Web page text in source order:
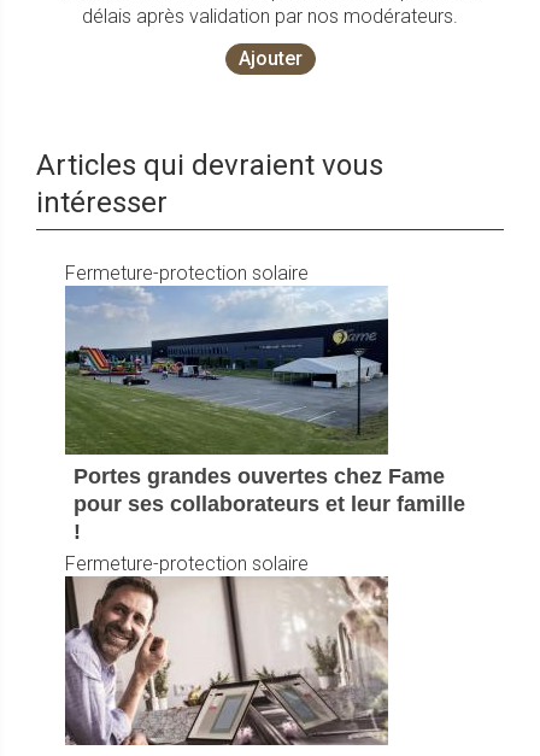
délais après validation par nos modérateurs.
Ajouter
Articles qui devraient vous
intéresser
Fermeture-protection solaire
Portes grandes ouvertes chez Fame
pour ses collaborateurs et leur famille
!
Fermeture-protection solaire